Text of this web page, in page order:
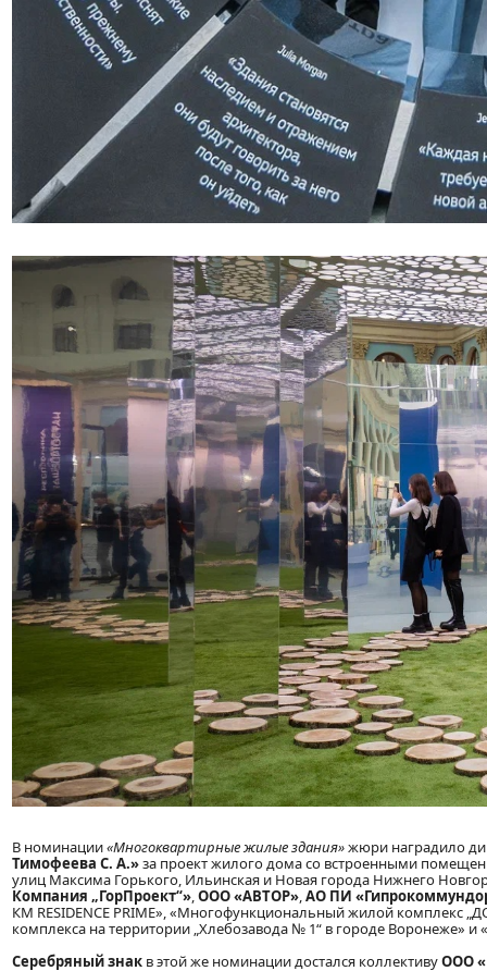
В номинации«Многоквартирные жилые здания»жюри наградило
Тимофеева С. А.»за проект жилого дома со встроенными
улиц Максима Горького, Ильинская и Новая города Нижнего
Компания „ГорПроект“»,ООО «АВТОР»,АО ПИ
КМ RESIDENCE PRIME», «Многофункциональный жилой комплекс
комплекса на территории „Хлебозавода № 1“ в городе Воронеже» и
Серебряный знак в этой же номинации достался коллективуООО